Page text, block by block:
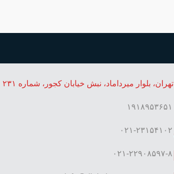
تهران، بلوار میرداماد، نبش خیابان کجور، شماره ۲۳۱
۱۹۱۸۹۵۳۶۵۱
۰۲۱-۲۳۱۵۴۱۰۲
۰۲۱-۲۲۹۰۸۵۹۷-۸